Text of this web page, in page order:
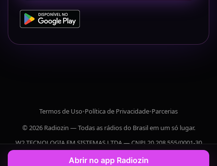
Termos de Uso•Política de Privacidade•Parcerias
© 2026 Radiozin — Todas as rádios do Brasil em um só lugar.
W2 TECNOLOGIA EM SISTEMAS LTDA — CNPJ 20.208.555/0001-30
Abrir no app Radiozin